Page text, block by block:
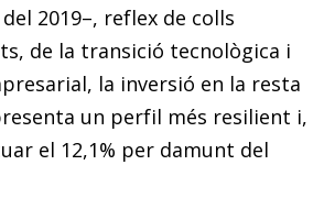
2019–, reflex de colls
de la transició tecnològica i
la inversió en la resta
un perfil més resilient i,
el 12,1% per damunt del